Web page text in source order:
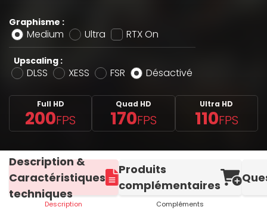
Graphisme :
Medium Ultra RTX On
Upscaling :
DLSS XESS FSR Désactivé
Full HD
200FPS
Quad HD
170FPS
Ultra HD
110FPS
Description &
Caractéristiques
techniques
Description
Produits
complémentaires
Compléments